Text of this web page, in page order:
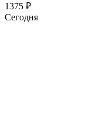
1375 ₽
Сегодня